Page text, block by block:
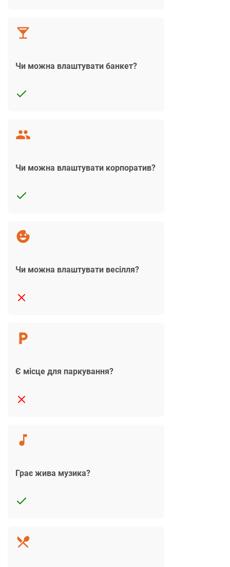
Чи можна влаштувати банкет?
Чи можна влаштувати корпоратив?
Чи можна влаштувати весілля?
Є місце для паркування?
Грає жива музика?